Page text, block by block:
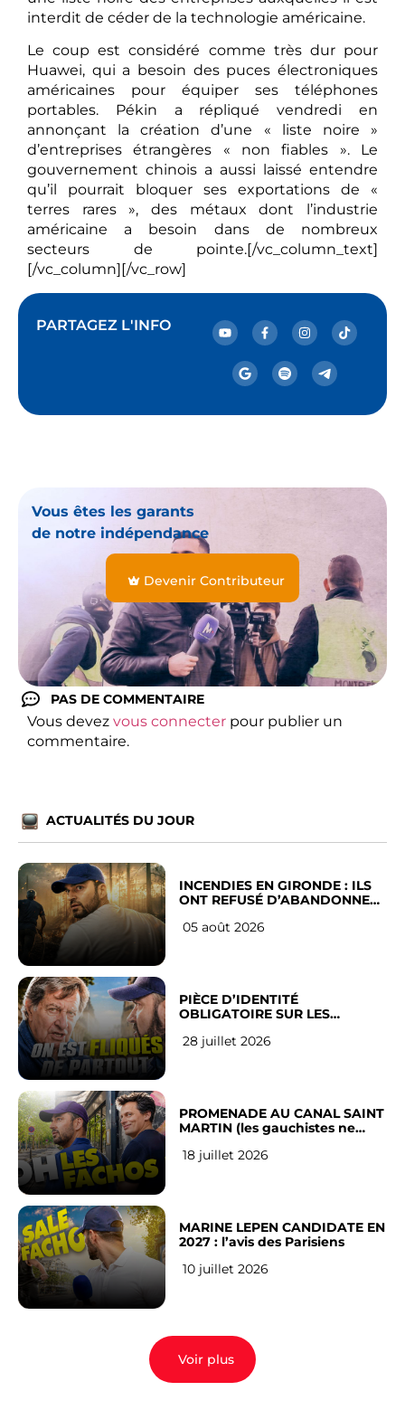
interdit de céder de la technologie américaine.
Le coup est considéré comme très dur pour
Huawei, qui a besoin des puces électroniques
américaines pour équiper ses téléphones
portables. Pékin a répliqué vendredi en
annonçant la création d’une « liste noire »
d’entreprises étrangères « non fiables ». Le
gouvernement chinois a aussi laissé entendre
qu’il pourrait bloquer ses exportations de «
terres rares », des métaux dont l’industrie
américaine a besoin dans de nombreux
secteurs de pointe.[/vc_column_text]
[/vc_column][/vc_row]
PARTAGEZ L'INFO
Vous êtes les garants
de notre indépendance
Devenir Contributeur
PAS DE COMMENTAIRE
Vous devez vous connecter pour publier un
commentaire.
ACTUALITÉS DU JOUR
INCENDIES EN GIRONDE : ILS
ONT REFUSÉ D’ABANDONNER
05 août 2026
PIÈCE D’IDENTITÉ
OBLIGATOIRE SUR LES
Français
28 juillet 2026
PROMENADE AU CANAL SAINT
MARTIN (les gauchistes ne
18 juillet 2026
MARINE LEPEN CANDIDATE EN
2027 : l’avis des Parisiens
10 juillet 2026
Voir plus